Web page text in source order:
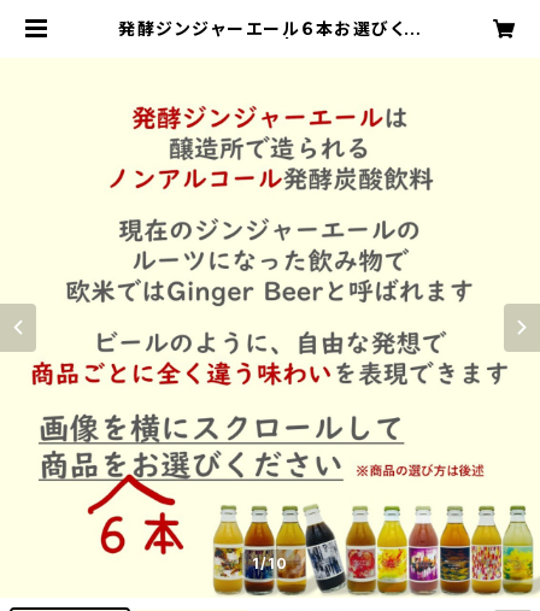
発酵ジンジャーエール６本お選びくだ
1/10